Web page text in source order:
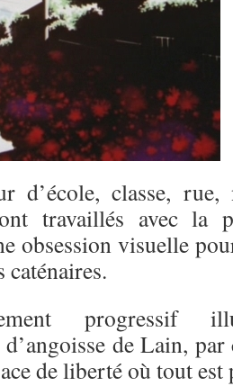
d’école, classe,
travaillés avec la
obsession visuelle
caténaires.
progressif
de Lain,
de liberté où tout est